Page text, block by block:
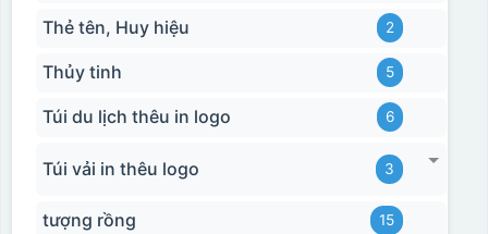
Thẻ tên, Huy hiệu 2
Thủy tinh 5
Túi du lịch thêu in logo 6
Túi vải in thêu logo 3
tượng rồng 15